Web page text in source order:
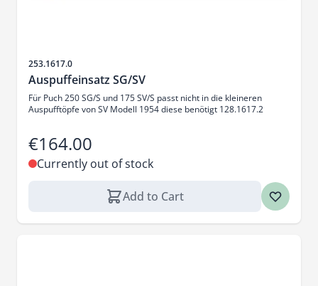
Sku
253.1617.0
Auspuffeinsatz SG/SV
Für Puch 250 SG/S und 175 SV/S passt nicht in die kleineren
Auspufftöpfe von SV Modell 1954 diese benötigt 128.1617.2
€164.00
Currently out of stock
Add to Cart